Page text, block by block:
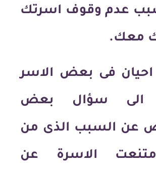
عدم وقوف اسرتك
معك.
احيان فى بعض الاسر
الى سؤال بعض
عن السبب الذى من
الاسرة عن